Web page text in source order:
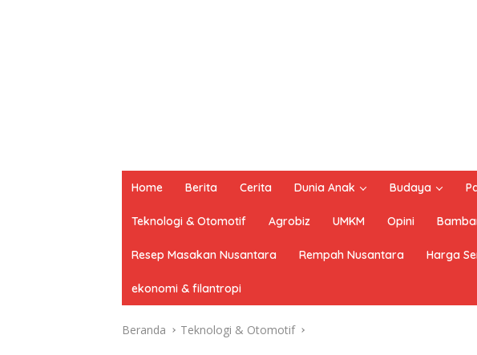
Home Berita Cerita Dunia Anak Budaya
Teknologi & Otomotif Agrobiz UMKM Opini
Resep Masakan Nusantara Rempah Nusantara Harga
ekonomi & filantropi
Beranda Teknologi & Otomotif